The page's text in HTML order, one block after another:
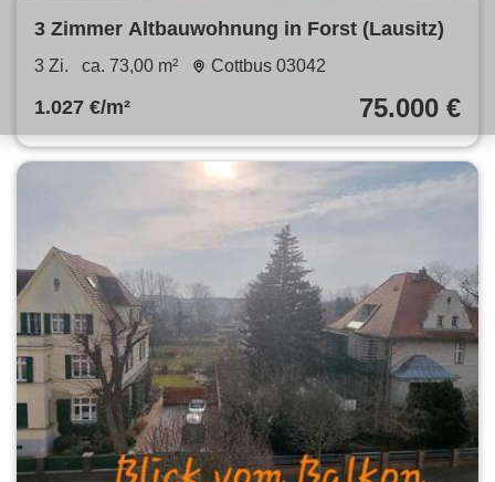
3 Zimmer Altbauwohnung in Forst (Lausitz)
3 Zi. ca. 73,00 m² Cottbus 03042
1.027 €/m² 75.000 €